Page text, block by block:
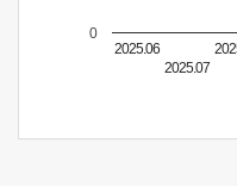
2025.06
2025.07
0